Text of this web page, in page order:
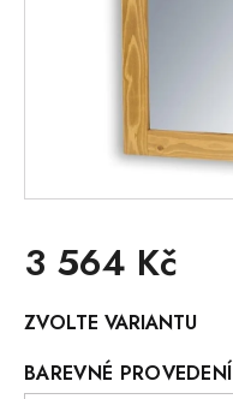
3 564 Kč
cena:
ZVOLTE VARIANTU
BAREVNÉ PROVEDENÍ